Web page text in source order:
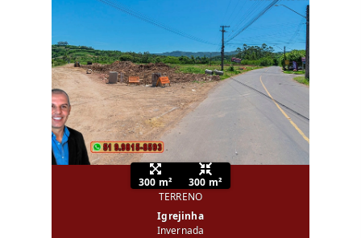
300 m²
300 m²
TERRENO
Igrejinha
Invernada